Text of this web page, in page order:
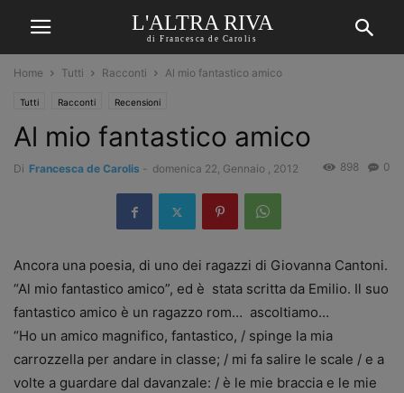
L'ALTRA RIVA
di Francesca de Carolis
Home Tutti Racconti Al mio fantastico amico
Tutti Racconti Recensioni
Al mio fantastico amico
Di Francesca de Carolis - domenica 22, Gennaio , 2012 0
898
Ancora una poesia, di uno dei ragazzi di Giovanna Cantoni.
“Al mio fantastico amico”, ed è stata scritta da Emilio. Il suo
fantastico amico è un ragazzo rom… ascoltiamo…
“Ho un amico magnifico, fantastico, / spinge la mia
carrozzella per andare in classe; / mi fa salire le scale / e a
volte a guardare dal davanzale: / è le mie braccia e le mie